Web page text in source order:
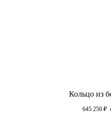
Кольцо из
645 250 ₽